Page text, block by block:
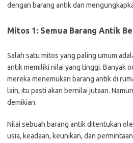
dengan barang antik dan
Mitos 1: Semua Barang Antik
Salah satu mitos yang paling umum
antik memiliki nilai yang tinggi. Banyak
mereka menemukan barang antik di
lain, itu pasti akan bernilai jutaan.
demikian.
Nilai sebuah barang antik ditentukan
usia, keadaan, keunikan, dan